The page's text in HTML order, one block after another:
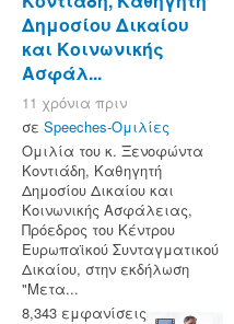
Δημοσίου Δικαίου
και Κοινωνικής
Ασφάλ...
11 χρόνια πριν
σε Speeches-Ομιλίες
Ομιλία του κ. Ξενοφώντα
Κοντιάδη, Καθηγητή
Δημοσίου Δικαίου και
Κοινωνικής Ασφάλειας,
Πρόεδρος του Κέντρου
Ευρωπαϊκού Συνταγματικού
Δικαίου, στην εκδήλωση
"Μετα...
8,343 εμφανίσεις